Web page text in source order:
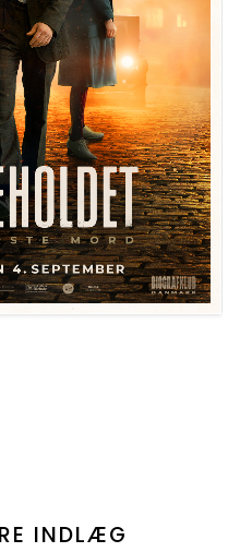
INDLÆG